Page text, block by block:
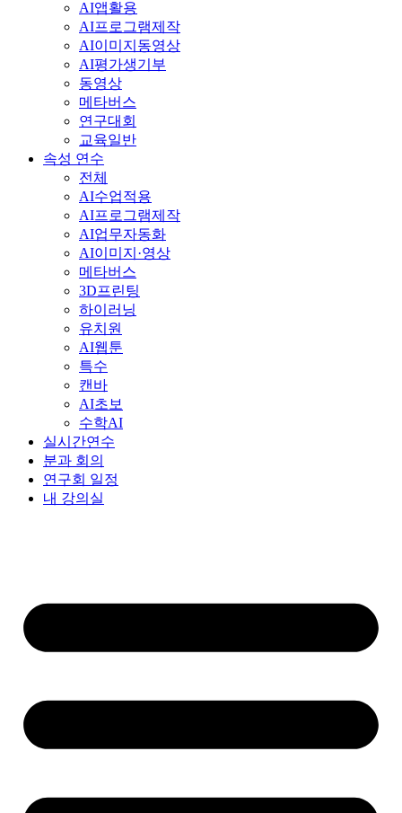
AI앱활용
AI프로그램제작
AI이미지동영상
AI평가생기부
동영상
메타버스
연구대회
교육일반
속성 연수
전체
AI수업적용
AI프로그램제작
AI업무자동화
AI이미지·영상
메타버스
3D프린팅
하이러닝
유치원
AI웹툰
특수
캔바
AI초보
수학AI
실시간연수
분과 회의
연구회 일정
내 강의실